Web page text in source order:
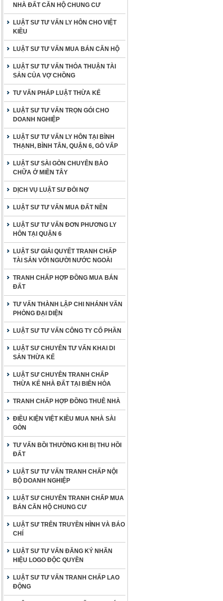
NHÀ ĐẤT CĂN HỘ CHUNG CƯ
LUẬT SƯ TƯ VẤN LY HÔN CHO VIỆT
KIỀU
LUẬT SƯ TƯ VẤN MUA BÁN CĂN HỘ
LUẬT SƯ TƯ VẤN THỎA THUẬN TÀI
SẢN CỦA VỢ CHỒNG
TƯ VẤN PHÁP LUẬT THỪA KẾ
LUẬT SƯ TƯ VẤN TRỌN GÓI CHO
DOANH NGHIỆP
LUẬT SƯ TƯ VẤN LY HÔN TẠI BÌNH
THẠNH, BÌNH TÂN, QUẬN 6, GÒ VẤP
LUẬT SƯ SÀI GÒN CHUYÊN BÀO
CHỮA Ở MIỀN TÂY
DỊCH VỤ LUẬT SƯ ĐÒI NỢ
LUẬT SƯ TƯ VẤN MUA ĐẤT NỀN
LUẬT SƯ TƯ VẤN ĐƠN PHƯƠNG LY
HÔN TẠI QUẬN 6
LUẬT SƯ GIẢI QUYẾT TRANH CHẤP
TÀI SẢN VỚI NGƯỜI NƯỚC NGOÀI
TRANH CHẤP HỢP ĐỒNG MUA BÁN
ĐẤT
TƯ VẤN THÀNH LẬP CHI NHÁNH VĂN
PHÒNG ĐẠI DIỆN
LUẬT SƯ TƯ VẤN CÔNG TY CỔ PHẦN
LUẬT SƯ CHUYÊN TƯ VẤN KHAI DI
SẢN THỪA KẾ
LUẬT SƯ CHUYÊN TRANH CHẤP
THỪA KẾ NHÀ ĐẤT TẠI BIÊN HÒA
TRANH CHẤP HỢP ĐỒNG THUÊ NHÀ
ĐIỀU KIỆN VIỆT KIỀU MUA NHÀ SÀI
GÒN
TƯ VẤN BỒI THƯỜNG KHI BỊ THU HỒI
ĐẤT
LUẬT SƯ TƯ VẤN TRANH CHẤP NỘI
BỘ DOANH NGHIỆP
LUẬT SƯ CHUYÊN TRANH CHẤP MUA
BÁN CĂN HỘ CHUNG CƯ
LUẬT SƯ TRÊN TRUYỀN HÌNH VÀ BÁO
CHÍ
LUẬT SƯ TƯ VẤN ĐĂNG KÝ NHÃN
HIỆU LOGO ĐỘC QUYỀN
LUẬT SƯ TƯ VẤN TRANH CHẤP LAO
ĐỘNG